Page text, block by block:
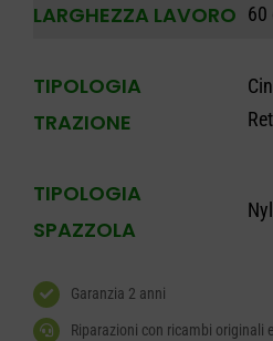
LARGHEZZA LAVORO 60
TIPOLOGIA
TRAZIONE
TIPOLOGIA
SPAZZOLA
Garanzia 2 anni
Riparazioni con ricambi originali